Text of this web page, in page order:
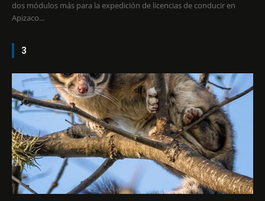
dos módulos más para la expedición de licencias de conducir en
Apizaco...
3